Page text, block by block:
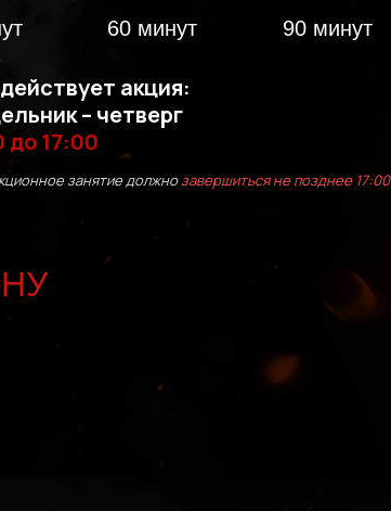
акция:
– четверг
до 17:00
60 минут 90 минут
занятие должнозавершиться не позднее 17:00